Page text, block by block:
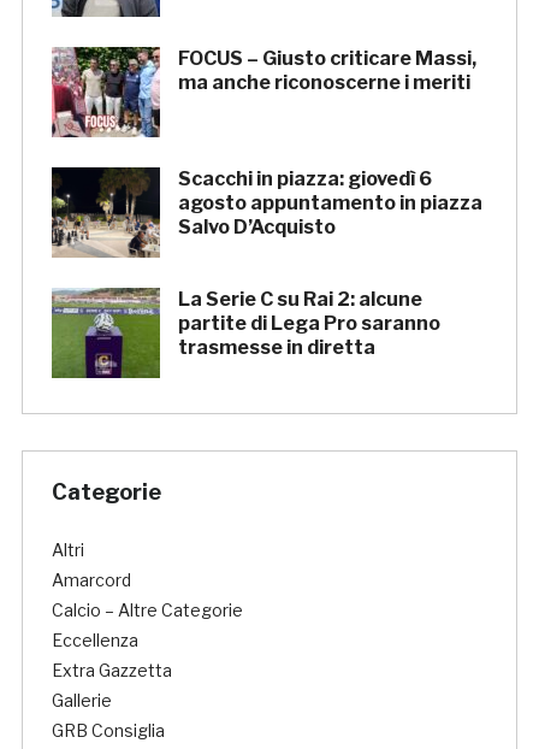
FOCUS – Giusto criticare Massi,
ma anche riconoscerne i meriti
Scacchi in piazza: giovedì 6
agosto appuntamento in piazza
Salvo D’Acquisto
La Serie C su Rai 2: alcune
partite di Lega Pro saranno
trasmesse in diretta
Categorie
Altri
Amarcord
Calcio – Altre Categorie
Eccellenza
Extra Gazzetta
Gallerie
GRB Consiglia